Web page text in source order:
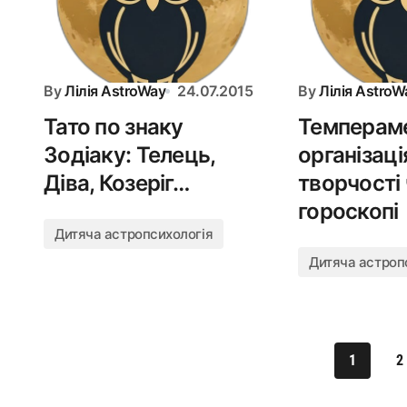
By Лілія AstroWay 24.07.2015
Тато по знаку
Зодіаку: Телець,
Діва, Козеріг…
Дитяча астропсихологія
By Лілія
творчості
гороскопі
Дитяча
1 2